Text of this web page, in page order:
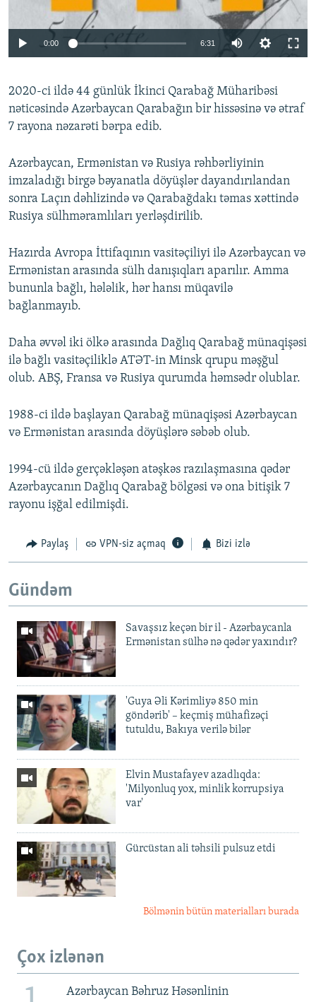
Auto 240p 360p 480p
0:00 6:31
360p
480p
1080p
2020-ci ildə 44 günlük İkinci Qarabağ Müharibəsi
nəticəsində Azərbaycan Qarabağın bir hissəsinə və ətraf
7 rayona nəzarəti bərpa edib.
Azərbaycan, Ermənistan və Rusiya rəhbərliyinin
imzaladığı birgə bəyanatla döyüşlər dayandırılandan
sonra Laçın dəhlizində və Qarabağdakı təmas xəttində
Rusiya sülhməramlıları yerləşdirilib.
Hazırda Avropa İttifaqının vasitəçiliyi ilə Azərbaycan və
Ermənistan arasında sülh danışıqları aparılır. Amma
bununla bağlı, hələlik, hər hansı müqavilə
bağlanmayıb.
Daha əvvəl iki ölkə arasında Dağlıq Qarabağ münaqişəsi
ilə bağlı vasitəçiliklə ATƏT-in Minsk qrupu məşğul
olub. ABŞ, Fransa və Rusiya qurumda həmsədr olublar.
1988-ci ildə başlayan Qarabağ münaqişəsi Azərbaycan
və Ermənistan arasında döyüşlərə səbəb olub.
1994-cü ildə gerçəkləşən atəşkəs razılaşmasına qədər
Azərbaycanın Dağlıq Qarabağ bölgəsi və ona bitişik 7
rayonu işğal edilmişdi.
Paylaş VPN-siz açmaq Bizi izlə
Gündəm
Savaşsız keçən bir il - Azərbaycanla
Ermənistan sülhə nə qədər yaxındır?
'Guya Əli Kərimliyə 850 min
göndərib' – keçmiş mühafizəçi
tutuldu, Bakıya verilə bilər
Elvin Mustafayev azadlıqda:
'Milyonluq yox, minlik korrupsiya
var'
Gürcüstan ali təhsili pulsuz etdi
Bölmənin bütün materialları burada
Çox izlənən
Azərbaycan Bəhruz Həsənlinin